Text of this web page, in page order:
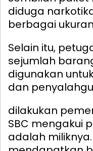
diduga
berbagai
Selain itu,
sejumlah
digunakan
dan
dilakukan
SBC mengakui
adalah